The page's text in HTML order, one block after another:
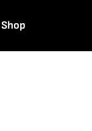
Shop